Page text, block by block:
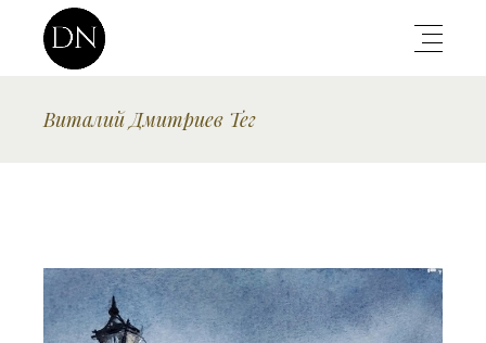
Виталий Дмитриев Тег